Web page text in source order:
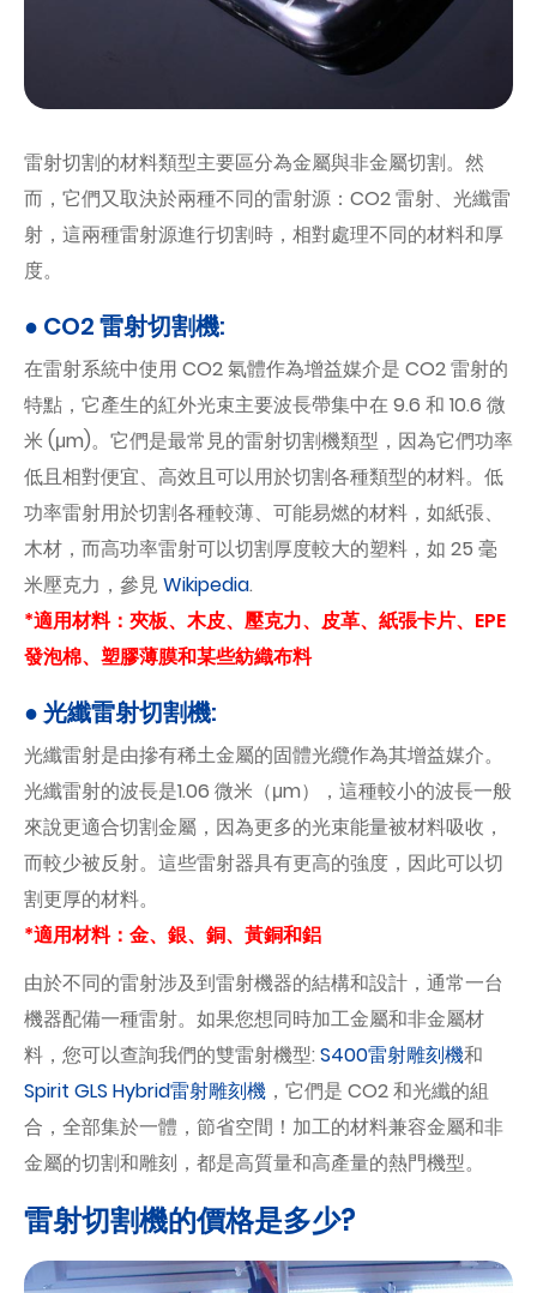
雷射切割的材料類型主要區分為金屬與非金屬切割。然
而，它們又取決於兩種不同的雷射源：CO2 雷射、光纖雷
射，這兩種雷射源進行切割時，相對處理不同的材料和厚
度。
● CO2 雷射切割機:
在雷射系統中使用 CO2 氣體作為增益媒介是 CO2 雷射的
特點，它產生的紅外光束主要波長帶集中在 9.6 和 10.6 微
米 (μm)。它們是最常見的雷射切割機類型，因為它們功率
低且相對便宜、高效且可以用於切割各種類型的材料。低
功率雷射用於切割各種較薄、可能易燃的材料，如紙張、
木材，而高功率雷射可以切割厚度較大的塑料，如 25 毫
米壓克力，參見 Wikipedia.
*適用材料：夾板、木皮、壓克力、皮革、紙張卡片、EPE
發泡棉、塑膠薄膜和某些紡織布料
● 光纖雷射切割機:
光纖雷射是由摻有稀土金屬的固體光纜作為其增益媒介。
光纖雷射的波長是1.06 微米（μm），這種較小的波長一般
來說更適合切割金屬，因為更多的光束能量被材料吸收，
而較少被反射。這些雷射器具有更高的強度，因此可以切
割更厚的材料。
*適用材料：金、銀、銅、黃銅和鋁
由於不同的雷射涉及到雷射機器的結構和設計，通常一台
機器配備一種雷射。如果您想同時加工金屬和非金屬材
料，您可以查詢我們的雙雷射機型: S400雷射雕刻機和
Spirit GLS Hybrid雷射雕刻機 ，它們是 CO2 和光纖的組
合，全部集於一體，節省空間！加工的材料兼容金屬和非
金屬的切割和雕刻，都是高質量和高產量的熱門機型。
雷射切割機的價格是多少?